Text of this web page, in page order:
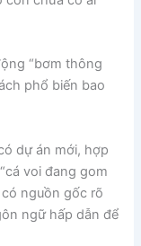
“bơm thông
phổ biến bao
dự án mới, hợp
voi đang gom
nguồn gốc rõ
ngữ hấp dẫn để